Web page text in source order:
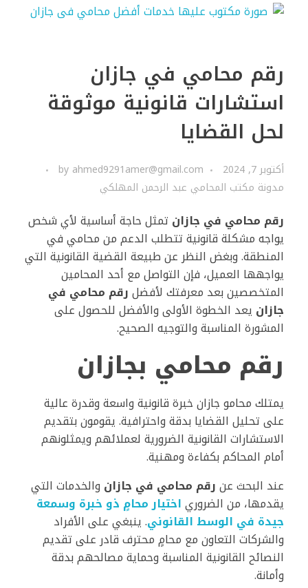
رقم محامي في جازان
استشارات قانونية موثوقة
لحل القضايا
أكتوبر 7, 2024 by ahmed9291amer@gmail.com
مدونة مكتب المحامي عبد الرحمن المهلكي
رقم محامي في جازان تمثل حاجة أساسية لأي شخص
يواجه مشكلة قانونية تتطلب الدعم من محامي في
المنطقة. وبغض النظر عن طبيعة القضية القانونية التي
يواجهها العميل، فإن التواصل مع أحد المحامين
المتخصصين بعد معرفتك لأفضلرقم محامي في
جازان يعد الخطوة الأولى والأفضل للحصول على
المشورة المناسبة والتوجيه الصحيح.
رقم محامي بجازان
يمتلك محامو جازان خبرة قانونية واسعة وقدرة عالية
على تحليل القضايا بدقة واحترافية. يقومون بتقديم
الاستشارات القانونية الضرورية لعملائهم ويمثلونهم
أمام المحاكم بكفاءة ومهنية.
عند البحث عنرقم محامي في جازان والخدمات التي
يقدمها، من الضرورياختيار محامٍ ذو خبرة وسمعة
جيدة في الوسط القانوني. ينبغي على الأفراد
والشركات التعاون مع محامٍ محترف قادر على تقديم
النصائح القانونية المناسبة وحماية مصالحهم بدقة
وأمانة.